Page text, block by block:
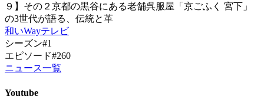
９】その２京都の黒谷にある老舗呉服屋「京ごふく 宮下」
の3世代が語る、伝統と革
和いWayテレビ
シーズン#1
エピソード#260
ニュース一覧
Youtube